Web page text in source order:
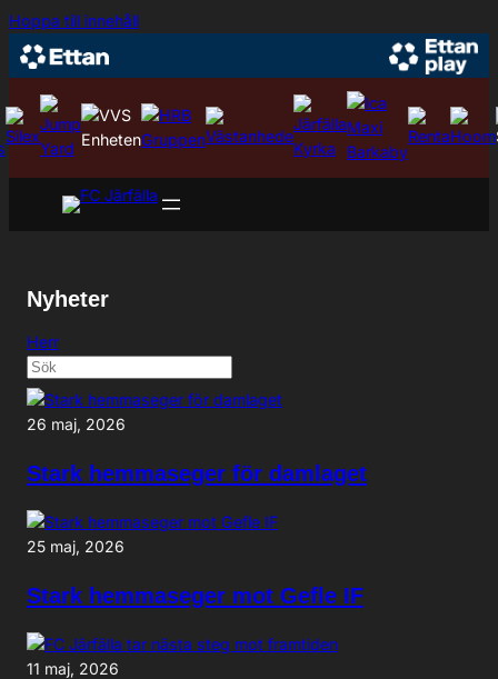
Hoppa till innehållHoppa
Nyheter
Herr
26 maj, 2026
Stark hemmaseger för damlaget
25 maj, 2026
Stark hemmaseger mot Gefle IF
11 maj, 2026